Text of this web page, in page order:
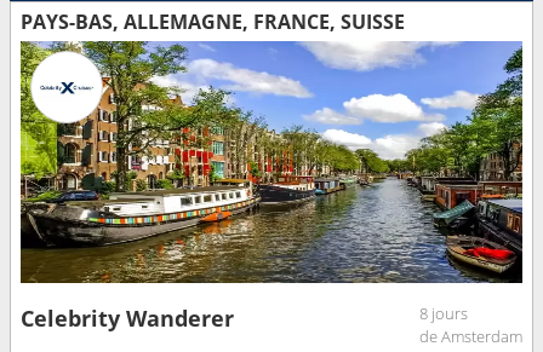
Mois de départ
Ports Compagnies
Rechercher
PAYS-BAS, ALLEMAGNE, FRANCE, SUISSE
Celebrity Wanderer
8 jours
de Amsterdam